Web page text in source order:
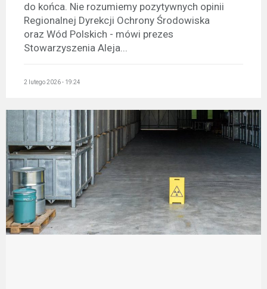
do końca. Nie rozumiemy pozytywnych opinii
Regionalnej Dyrekcji Ochrony Środowiska
oraz Wód Polskich - mówi prezes
Stowarzyszenia Aleja...
2 lutego 2026 - 19:24